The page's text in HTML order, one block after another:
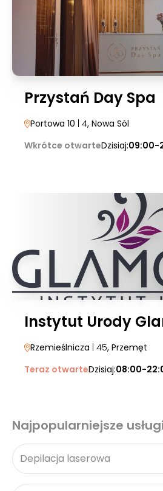
Przystań Day Spa
Portowa 10 | 4, Nowa Sól
Wkrótce otwarteDzisiaj:09:00-
Instytut Urody
Rzemieślnicza | 45, Przemęt
Teraz otwarteDzisiaj:08:00-
Najpopularniejsze usługi
Depilacja laserowa